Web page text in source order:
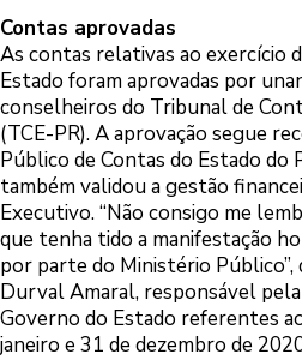
Contas aprovadas
As contas relativas ao exercício
Estado foram aprovadas por
conselheiros do Tribunal de
(TCE-PR). A aprovação segue
Público de Contas do Estado do
também validou a gestão
Executivo. “Não consigo me
que tenha tido a manifestação
por parte do Ministério
Durval Amaral, responsável
Governo do Estado referentes
janeiro e 31 de dezembro de